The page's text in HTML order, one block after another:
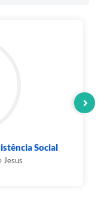
Social
Jesus